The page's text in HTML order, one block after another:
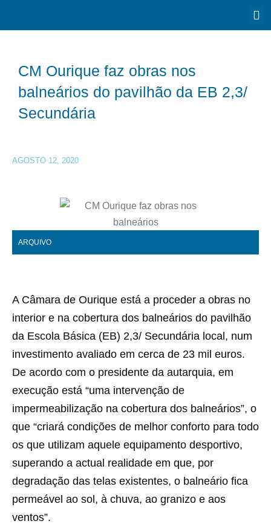
CM Ourique faz obras nos
balneários do pavilhão da EB 2,3/
Secundária
AGOSTO 12, 2020
ARQUIVO
A Câmara de Ourique está a proceder a obras no
interior e na cobertura dos balneários do pavilhão
da Escola Básica (EB) 2,3/ Secundária local, num
investimento avaliado em cerca de 23 mil euros.
De acordo com o presidente da autarquia, em
execução está “uma intervenção de
impermeabilização na cobertura dos balneários”, o
que “criará condições de melhor conforto para todo
os que utilizam aquele equipamento desportivo,
superando a actual realidade em que, por
degradação das telas existentes, o balneário fica
permeável ao sol, à chuva, ao granizo e aos
ventos”.